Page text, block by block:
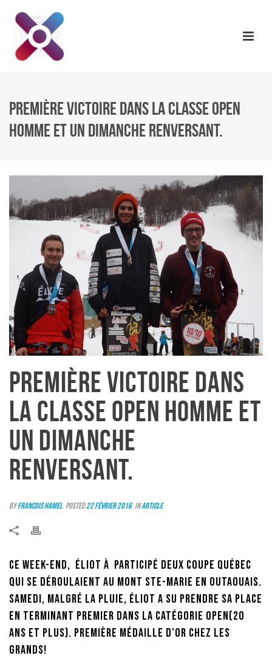
PREMIÈRE VICTOIRE DANS LA CLASSE OPEN
HOMME ET UN DIMANCHE RENVERSANT.
PREMIÈRE VICTOIRE DANS
LA CLASSE OPEN HOMME ET
UN DIMANCHE
RENVERSANT.
ByFrancois Hamel Posted22 février 2016 InArticle
Ce week-end, Éliot à participé deux Coupe Québec
qui se déroulaient au Mont Ste-Marie en Outaouais.
Samedi, malgré la pluie, Éliot a su prendre sa place
en terminant premier dans la catégorie open(20
ans et plus). Première médaille d’OR chez les
grands!